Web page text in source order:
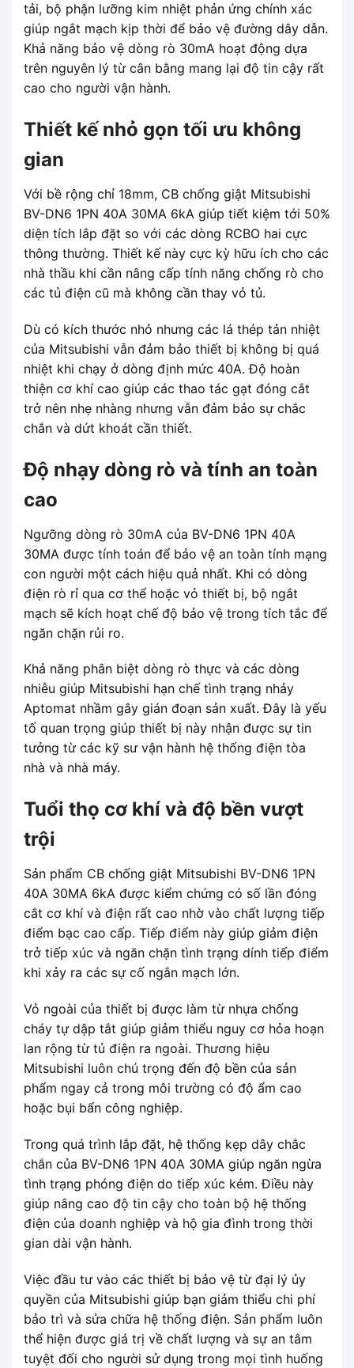
tải, bộ phận lưỡng kim nhiệt phản ứng chính xác
giúp ngắt mạch kịp thời để bảo vệ đường dây dẫn.
Khả năng bảo vệ dòng rò 30mA hoạt động dựa
trên nguyên lý từ cân bằng mang lại độ tin cậy rất
cao cho người vận hành.
Thiết kế nhỏ gọn tối ưu không
gian
Với bề rộng chỉ 18mm, CB chống giật Mitsubishi
BV-DN6 1PN 40A 30MA 6kA giúp tiết kiệm tới 50%
diện tích lắp đặt so với các dòng RCBO hai cực
thông thường. Thiết kế này cực kỳ hữu ích cho các
nhà thầu khi cần nâng cấp tính năng chống rò cho
các tủ điện cũ mà không cần thay vỏ tủ.
Dù có kích thước nhỏ nhưng các lá thép tản nhiệt
của Mitsubishi vẫn đảm bảo thiết bị không bị quá
nhiệt khi chạy ở dòng định mức 40A. Độ hoàn
thiện cơ khí cao giúp các thao tác gạt đóng cắt
trở nên nhẹ nhàng nhưng vẫn đảm bảo sự chắc
chắn và dứt khoát cần thiết.
Độ nhạy dòng rò và tính an toàn
cao
Ngưỡng dòng rò 30mA của BV-DN6 1PN 40A
30MA được tính toán để bảo vệ an toàn tính mạng
con người một cách hiệu quả nhất. Khi có dòng
điện rò rỉ qua cơ thể hoặc vỏ thiết bị, bộ ngắt
mạch sẽ kích hoạt chế độ bảo vệ trong tích tắc để
ngăn chặn rủi ro.
Khả năng phân biệt dòng rò thực và các dòng
nhiễu giúp Mitsubishi hạn chế tình trạng nhảy
Aptomat nhầm gây gián đoạn sản xuất. Đây là yếu
tố quan trọng giúp thiết bị này nhận được sự tin
tưởng từ các kỹ sư vận hành hệ thống điện tòa
nhà và nhà máy.
Tuổi thọ cơ khí và độ bền vượt
trội
Sản phẩm CB chống giật Mitsubishi BV-DN6 1PN
40A 30MA 6kA được kiểm chứng có số lần đóng
cắt cơ khí và điện rất cao nhờ vào chất lượng tiếp
điểm bạc cao cấp. Tiếp điểm này giúp giảm điện
trở tiếp xúc và ngăn chặn tình trạng dính tiếp điểm
khi xảy ra các sự cố ngắn mạch lớn.
Vỏ ngoài của thiết bị được làm từ nhựa chống
cháy tự dập tắt giúp giảm thiểu nguy cơ hỏa hoạn
lan rộng từ tủ điện ra ngoài. Thương hiệu
Mitsubishi luôn chú trọng đến độ bền của sản
phẩm ngay cả trong môi trường có độ ẩm cao
hoặc bụi bẩn công nghiệp.
Trong quá trình lắp đặt, hệ thống kẹp dây chắc
chắn của BV-DN6 1PN 40A 30MA giúp ngăn ngừa
tình trạng phóng điện do tiếp xúc kém. Điều này
giúp nâng cao độ tin cậy cho toàn bộ hệ thống
điện của doanh nghiệp và hộ gia đình trong thời
gian dài vận hành.
Việc đầu tư vào các thiết bị bảo vệ từ đại lý ủy
quyền của Mitsubishi giúp bạn giảm thiểu chi phí
bảo trì và sửa chữa hệ thống điện. Sản phẩm luôn
thể hiện được giá trị về chất lượng và sự an tâm
tuyệt đối cho người sử dụng trong mọi tình huống